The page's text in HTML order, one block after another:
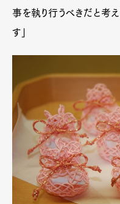
事を執り行うべきだと考
す」